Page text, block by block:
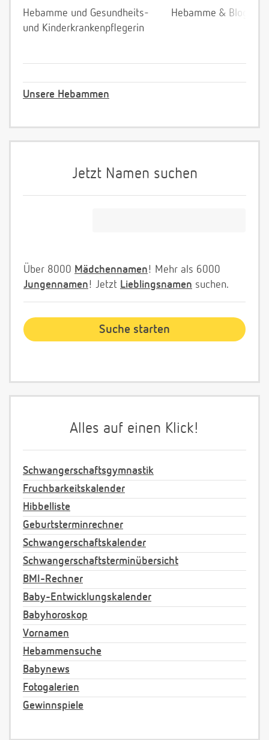
Hebamme und Gesundheits-
und Kinderkrankenpflegerin
Hebamme &
Unsere Hebammen
Jetzt Namen suchen
Über 8000 Mädchennamen! Mehr als 6000
Jungennamen! Jetzt Lieblingsnamen suchen.
Alles auf einen Klick!
Schwangerschaftsgymnastik
Fruchbarkeitskalender
Hibbelliste
Geburtsterminrechner
Schwangerschaftskalender
Schwangerschaftsterminübersicht
BMI-Rechner
Baby-Entwicklungskalender
Babyhoroskop
Vornamen
Hebammensuche
Babynews
Fotogalerien
Gewinnspiele